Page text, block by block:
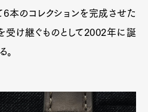
6本のコレクションを完成させた
受け継ぐものとして2002年に誕
。